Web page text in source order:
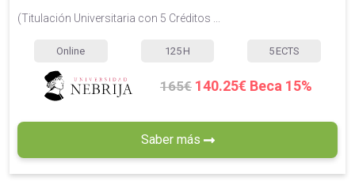
(Titulación Universitaria con 5 Créditos ...
Online 125 H 5 ECTS
165€ 140.25€ Beca 15%
Saber más